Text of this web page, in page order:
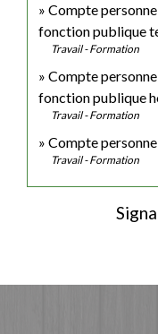
Compte
fonction publique
Travail - Formation
Compte
fonction publique
Travail - Formation
Compte
Travail - Formation